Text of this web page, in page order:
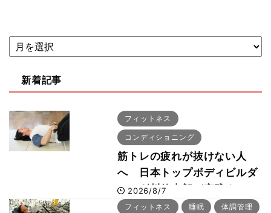
新着記事
フィットネス
コンディショニング
筋トレの疲れが抜けない人
へ 日本トップボディビルダ
ー・刈川啓志郎が実践する
「回復習慣」
2026/8/7
フィットネス 睡眠 体調管理